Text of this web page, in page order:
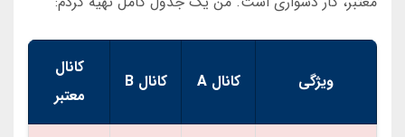
ویژگی کانال A کانال B
کانال
معتبر